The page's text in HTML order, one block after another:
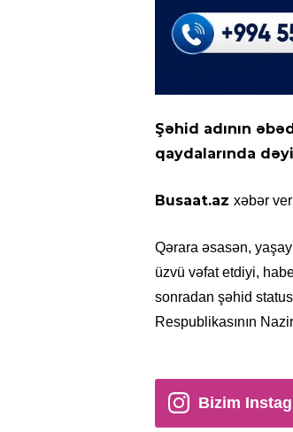
Şəhid adının
qaydalarında
Busaat.az xəbər
Qərara əsasən,
üzvü vəfat etdiyi,
sonradan şəhid
Respublikasının
Bizim